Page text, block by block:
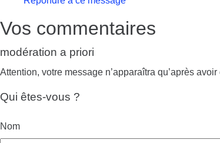
Vos commentaires
modération a priori
Attention, votre message n’apparaîtra qu’après
Qui êtes-vous ?
Nom